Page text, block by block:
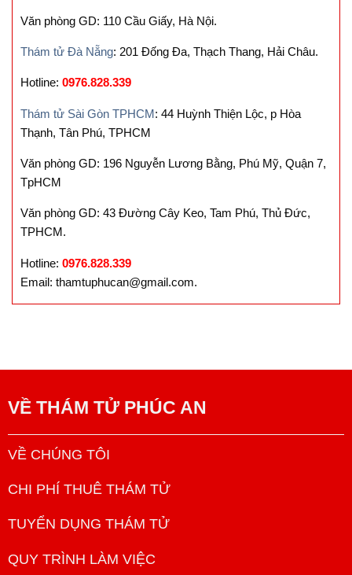
Văn phòng GD: 110 Cầu Giấy, Hà Nội.
Thám tử Đà Nẵng: 201 Đống Đa, Thạch Thang, Hải Châu.
Hotline: 0976.828.339
Thám tử Sài Gòn TPHCM: 44 Huỳnh Thiện Lộc, p Hòa
Thạnh, Tân Phú, TPHCM
Văn phòng GD: 196 Nguyễn Lương Bằng, Phú Mỹ, Quận 7,
TpHCM
Văn phòng GD: 43 Đường Cây Keo, Tam Phú, Thủ Đức,
TPHCM.
Hotline: 0976.828.339
Email: thamtuphucan@gmail.com.
VỀ THÁM TỬ PHÚC AN
VỀ CHÚNG TÔI
CHI PHÍ THUÊ THÁM TỬ
TUYỂN DỤNG THÁM TỬ
QUY TRÌNH LÀM VIỆC